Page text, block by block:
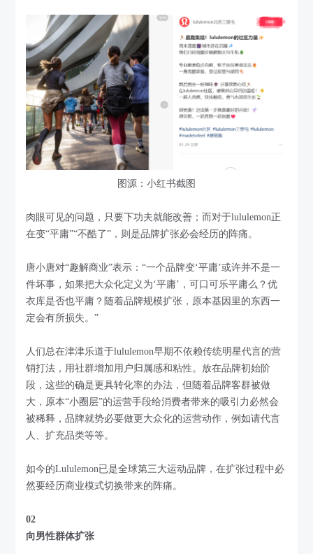
图源：小红书截图
肉眼可见的问题，只要下功夫就能改善；而对于lululemon正
在变“平庸”“不酷了”，则是品牌扩张必会经历的阵痛。
唐小唐对“趣解商业”表示：“一个品牌变‘平庸’或许并不是一
件坏事，如果把大众化定义为‘平庸’，可口可乐平庸么？优
衣库是否也平庸？随着品牌规模扩张，原本基因里的东西一
定会有所损失。”
人们总在津津乐道于lululemon早期不依赖传统明星代言的营
销打法，用社群增加用户归属感和粘性。放在品牌初始阶
段，这些的确是更具转化率的办法，但随着品牌客群被做
大，原本“小圈层”的运营手段给消费者带来的吸引力必然会
被稀释，品牌就势必要做更大众化的运营动作，例如请代言
人、扩充品类等等。
如今的Lululemon已是全球第三大运动品牌，在扩张过程中必
然要经历商业模式切换带来的阵痛。
02
向男性群体扩张